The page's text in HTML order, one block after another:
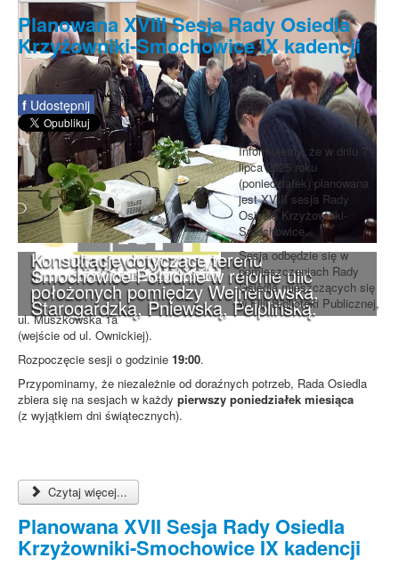
Konsultacje dotyczące terenu
Smochowice Południe w rejonie ulic
położonych pomiędzy Wejherowską,
Starogardzką, Pniewską, Pelplińską.
Planowana XVIII Sesja Rady Osiedla
Krzyżowniki-Smochowice IX kadencji
f Udostępnij
Informujemy, że w dniu 7
lipca 2025 roku
(poniedziałek) planowana
jest XVIII sesja Rady
Osiedla Krzyżowniki-
Smochowice.
Sesja odbędzie się w
pomieszczeniach Rady
Osiedla mieszczących się
w Filii Biblioteki Publicznej,
ul. Muszkowska 1a
(wejście od ul. Ownickiej).
Rozpoczęcie sesji o godzinie 19:00.
Przypominamy, że niezależnie od doraźnych potrzeb, Rada Osiedla
zbiera się na sesjach w każdy pierwszy poniedziałek miesiąca
(z wyjątkiem dni świątecznych).
Czytaj więcej...
Planowana XVII Sesja Rady Osiedla
Krzyżowniki-Smochowice IX kadencji